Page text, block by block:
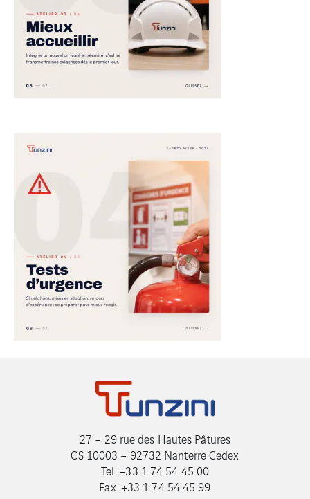
27 – 29 rue des Hautes Pâtures
CS 10003 – 92732 Nanterre Cedex
Tel :+33 1 74 54 45 00
Fax :+33 1 74 54 45 99